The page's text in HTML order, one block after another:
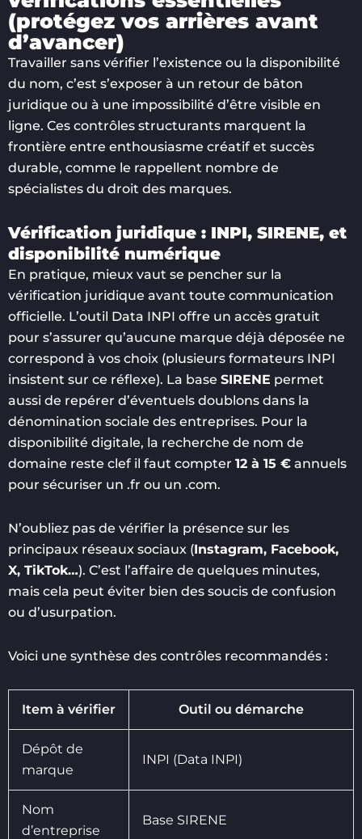
(protégez vos arrières avant
d’avancer)
Travailler sans vérifier l’existence ou la disponibilité
du nom, c’est s’exposer à un retour de bâton
juridique ou à une impossibilité d’être visible en
ligne. Ces contrôles structurants marquent la
frontière entre enthousiasme créatif et succès
durable, comme le rappellent nombre de
spécialistes du droit des marques.
Vérification juridique : INPI, SIRENE, et
disponibilité numérique
En pratique, mieux vaut se pencher sur la
vérification juridique avant toute communication
officielle. L’outil Data INPI offre un accès gratuit
pour s’assurer qu’aucune marque déjà déposée ne
correspond à vos choix (plusieurs formateurs INPI
insistent sur ce réflexe). La base SIRENE permet
aussi de repérer d’éventuels doublons dans la
dénomination sociale des entreprises. Pour la
disponibilité digitale, la recherche de nom de
domaine reste clef il faut compter 12 à 15 € annuels
pour sécuriser un .fr ou un .com.
N’oubliez pas de vérifier la présence sur les
principaux réseaux sociaux (Instagram, Facebook,
X, TikTok…). C’est l’affaire de quelques minutes,
mais cela peut éviter bien des soucis de confusion
ou d’usurpation.
Voici une synthèse des contrôles recommandés :
Item à vérifier Outil ou démarche
Dépôt de
marque
INPI (Data INPI)
Nom
d’entreprise
Base SIRENE